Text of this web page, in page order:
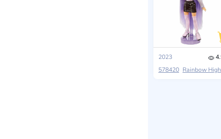
2023
578420 Rainbow High